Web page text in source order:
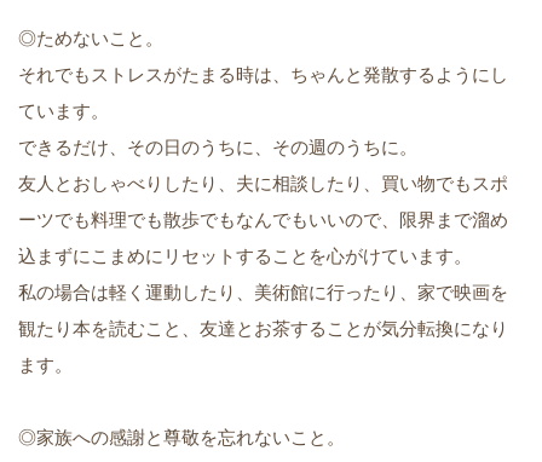
◎ためないこと。
それでもストレスがたまる時は、ちゃんと発散するようにし
ています。
できるだけ、その日のうちに、その週のうちに。
友人とおしゃべりしたり、夫に相談したり、買い物でもスポ
ーツでも料理でも散歩でもなんでもいいので、限界まで溜め
込まずにこまめにリセットすることを心がけています。
私の場合は軽く運動したり、美術館に行ったり、家で映画を
観たり本を読むこと、友達とお茶することが気分転換になり
ます。
◎家族への感謝と尊敬を忘れないこと。